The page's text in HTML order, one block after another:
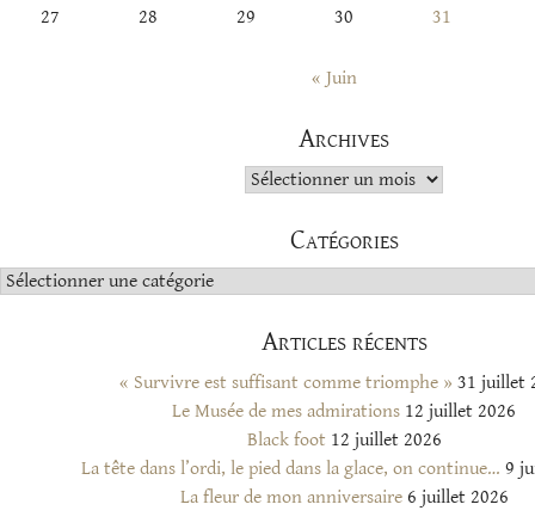
27
28 29 30 31
« Juin
Archives
Archives
Catégories
Catégories
Articles récents
« Survivre est suffisant comme triomphe » 31 juillet
Le Musée de mes admirations 12 juillet 2026
Black foot 12 juillet 2026
La tête dans l’ordi, le pied dans la glace, on continue… 9
La fleur de mon anniversaire 6 juillet 2026